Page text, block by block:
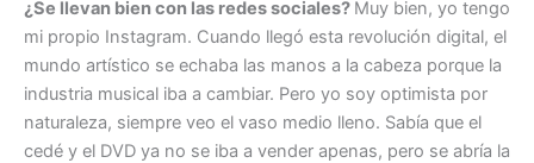
¿Se llevan bien con las redes sociales? Muy bien, yo tengo
mi propio Instagram. Cuando llegó esta revolución digital, el
mundo artístico se echaba las manos a la cabeza porque la
industria musical iba a cambiar. Pero yo soy optimista por
naturaleza, siempre veo el vaso medio lleno. Sabía que el
cedé y el DVD ya no se iba a vender apenas, pero se abría la